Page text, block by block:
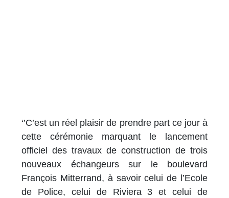
‘’C’est un réel plaisir de prendre part ce jour à
cette cérémonie marquant le lancement
officiel des travaux de construction de trois
nouveaux échangeurs sur le boulevard
François Mitterrand, à savoir celui de l’Ecole
de Police, celui de Riviera 3 et celui de